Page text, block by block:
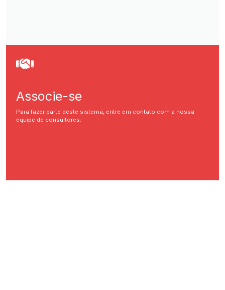
Associe-se
Para fazer parte deste sistema, entre em contato com a nossa
equipe de consultores.